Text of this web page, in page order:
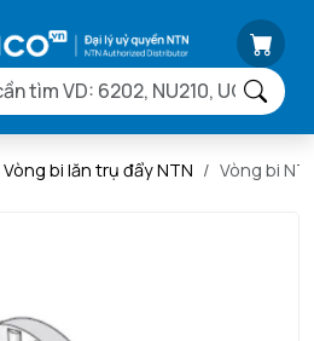
Vòng bi lăn trụ đẩy NTN Vòng bi